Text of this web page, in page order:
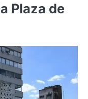
Plaza de